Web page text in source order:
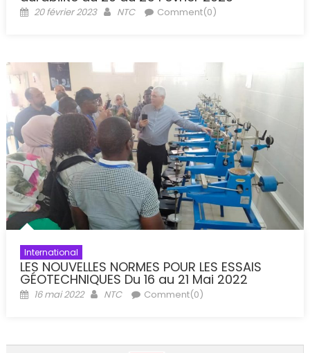
Posted
20 février 2023 Author
NTC Comment(0)
International
LES NOUVELLES NORMES POUR LES ESSAIS
GÉOTECHNIQUES Du 16 au 21 Mai 2022
Posted
16 mai 2022 Author
NTC Comment(0)